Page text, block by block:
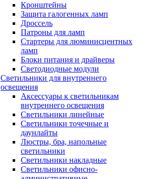
Кронштейны
Защита галогенных ламп
Дроссель
Патроны для ламп
Стартеры для люминисцентных
ламп
Блоки питания и драйверы
Светодиодные модули
Светильники для внутреннего
освещения
Аксессуары к светильникам
внутреннего освещения
Светильники линейные
Светильники точечные и
даунлайты
Люстры, бра, напольные
светильники
Светильники накладные
Светильники офисно-